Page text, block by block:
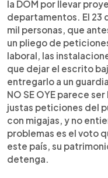
la DOM por llevar
departamentos. El 23
mil personas, que
un pliego de
laboral, las
que dejar el escrito
entregarlo a un
NO SE OYE parece
justas peticiones del
con migajas, y no
problemas es el voto
este país, su
detenga.